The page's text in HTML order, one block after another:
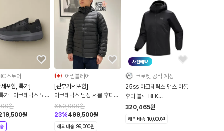
스토어
포함, 특가]
가- 아크테릭스 노반
트레일 러닝화
원
원
어썸블레어
[관부가세포함]
아크테릭스 남성 세륨 후디
CERIUM HOODY
650,000원
23%499,500원
해외배송 99,000원
사전예약
크로켓 공식 계정
25ss 아크테릭스 맨스 아톰
후디 블랙 BLK
X000009556
320,465원
해외배송 10,000원